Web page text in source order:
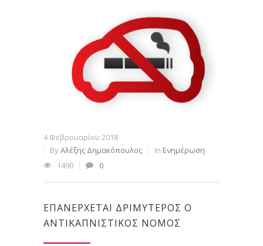
4 Φεβρουαρίου 2018
ByΑλέξης Δημακόπουλος In Ενημέρωση
1490
0
EΠΑΝΈΡΧΕΤΑΙ ΔΡΙΜΎΤΕΡΟΣ Ο
ΑΝΤΙΚΑΠΝΙΣΤΙΚΌΣ ΝΌΜΟΣ